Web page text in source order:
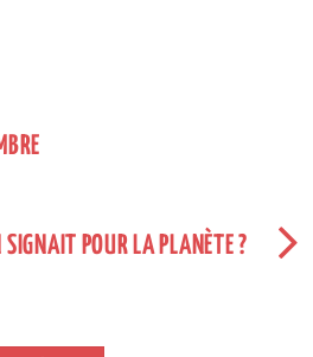
SIGNAIT POUR LA PLANÈTE ?